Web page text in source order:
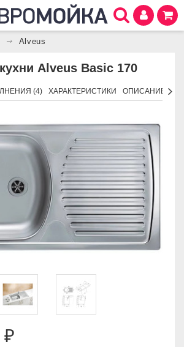
Alveus
Alveus Basic 170
(4) ХАРАКТЕРИСТИКИ ОПИСАНИЕ
₽